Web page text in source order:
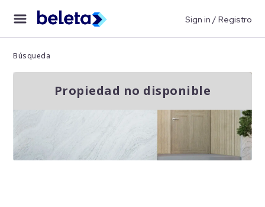
Sign in / Registro
Búsqueda
Propiedad no disponible